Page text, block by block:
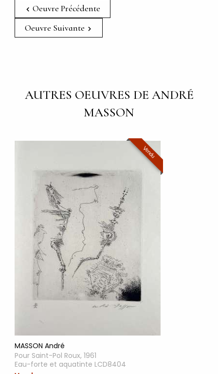
Oeuvre Précédente
Oeuvre Suivante
AUTRES OEUVRES DE ANDRÉ
MASSON
Vendu
MASSON André
Pour Saint-Pol Roux, 1961
Eau-forte et aquatinte LCD8404